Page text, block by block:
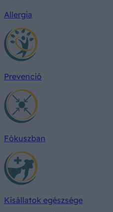
Allergia
Prevenció
Fókuszban
Kisállatok egészsége